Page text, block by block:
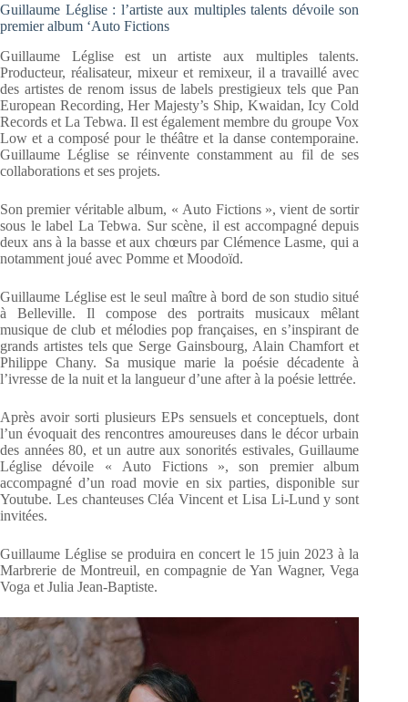
Guillaume Léglise : l’artiste aux multiples talents dévoile son
premier album ‘Auto Fictions
Guillaume Léglise est un artiste aux multiples talents.
Producteur, réalisateur, mixeur et remixeur, il a travaillé avec
des artistes de renom issus de labels prestigieux tels que Pan
European Recording, Her Majesty’s Ship, Kwaidan, Icy Cold
Records et La Tebwa. Il est également membre du groupe Vox
Low et a composé pour le théâtre et la danse contemporaine.
Guillaume Léglise se réinvente constamment au fil de ses
collaborations et ses projets.
Son premier véritable album, « Auto Fictions », vient de sortir
sous le label La Tebwa. Sur scène, il est accompagné depuis
deux ans à la basse et aux chœurs par Clémence Lasme, qui a
notamment joué avec Pomme et Moodoïd.
Guillaume Léglise est le seul maître à bord de son studio situé
à Belleville. Il compose des portraits musicaux mêlant
musique de club et mélodies pop françaises, en s’inspirant de
grands artistes tels que Serge Gainsbourg, Alain Chamfort et
Philippe Chany. Sa musique marie la poésie décadente à
l’ivresse de la nuit et la langueur d’une after à la poésie lettrée.
Après avoir sorti plusieurs EPs sensuels et conceptuels, dont
l’un évoquait des rencontres amoureuses dans le décor urbain
des années 80, et un autre aux sonorités estivales, Guillaume
Léglise dévoile « Auto Fictions », son premier album
accompagné d’un road movie en six parties, disponible sur
Youtube. Les chanteuses Cléa Vincent et Lisa Li-Lund y sont
invitées.
Guillaume Léglise se produira en concert le 15 juin 2023 à la
Marbrerie de Montreuil, en compagnie de Yan Wagner, Vega
Voga et Julia Jean-Baptiste.